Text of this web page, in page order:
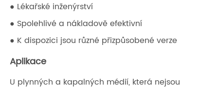
● Lékařské inženýrství
● Spolehlivé a nákladově efektivní
● K dispozici jsou různé přizpůsobené verze
Aplikace
U plynných a kapalných médií, která nejsou